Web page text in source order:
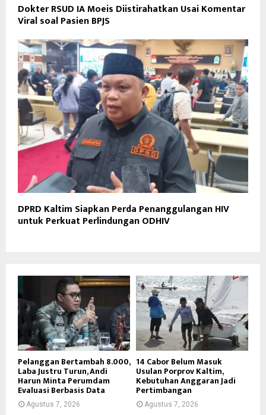
Dokter RSUD IA Moeis Diistirahatkan Usai Komentar
Viral soal Pasien BPJS
DPRD Kaltim Siapkan Perda Penanggulangan HIV
untuk Perkuat Perlindungan ODHIV
Pelanggan Bertambah 8.000,
Laba Justru Turun, Andi
Harun Minta Perumdam
Evaluasi Berbasis Data
Agustus 7, 2026
14 Cabor Belum Masuk
Usulan Porprov Kaltim,
Kebutuhan Anggaran Jadi
Pertimbangan
Agustus 7, 2026